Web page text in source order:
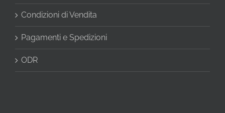
Condizioni di Vendita
Pagamenti e Spedizioni
ODR